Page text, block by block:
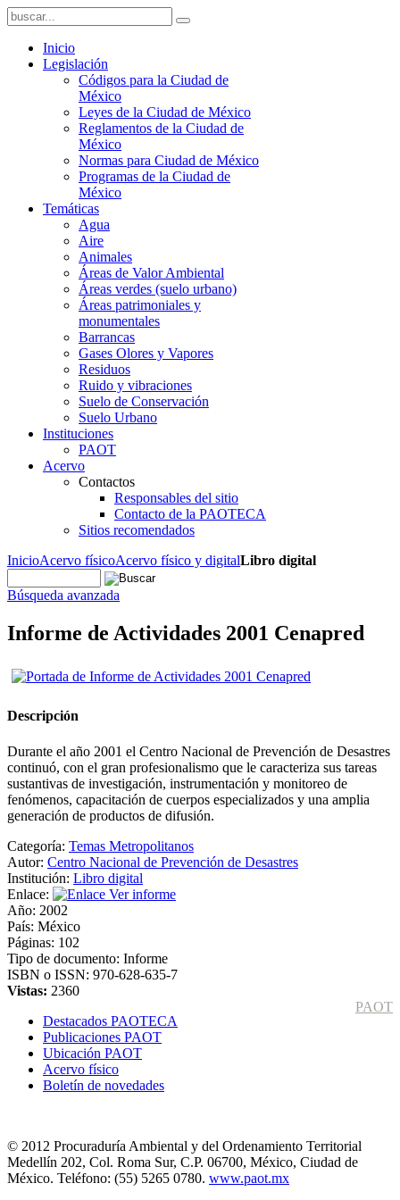
Inicio
Legislación
Códigos para la Ciudad de
México
Leyes de la Ciudad de México
Reglamentos de la Ciudad de
México
Normas para Ciudad de México
Programas de la Ciudad de
México
Temáticas
Agua
Aire
Animales
Áreas de Valor Ambiental
Áreas verdes (suelo urbano)
Áreas patrimoniales y
monumentales
Barrancas
Gases Olores y Vapores
Residuos
Ruido y vibraciones
Suelo de Conservación
Suelo Urbano
Instituciones
PAOT
Acervo
Contactos
Responsables del sitio
Contacto de la PAOTECA
Sitios recomendados
InicioAcervo físicoAcervo físico y digitalLibro digital
Búsqueda avanzada
Informe de Actividades 2001 Cenapred
Descripción
Durante el año 2001 el Centro Nacional de Prevención de Desastres
continuó, con el gran profesionalismo que le caracteriza sus tareas
sustantivas de investigación, instrumentación y monitoreo de
fenómenos, capacitación de cuerpos especializados y una amplia
generación de productos de difusión.
Categoría: Temas Metropolitanos
Autor: Centro Nacional de Prevención de Desastres
Institución: Libro digital
Enlace:
Ver informe
Año: 2002
País: México
Páginas: 102
Tipo de documento: Informe
ISBN o ISSN: 970-628-635-7
Vistas: 2360
PAOT
Destacados PAOTECA
Publicaciones PAOT
Ubicación PAOT
Acervo físico
Boletín de novedades
© 2012 Procuraduría Ambiental y del Ordenamiento Territorial
Medellín 202, Col. Roma Sur, C.P. 06700, México, Ciudad de
México. Teléfono: (55) 5265 0780. www.paot.mx